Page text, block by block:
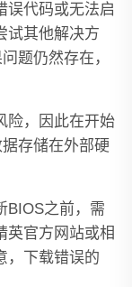
误代码或无法启
试其他解决方
题仍然存在，
险，因此在开始
存储在外部硬
BIOS之前，需
英官方网站或相
，下载错误的